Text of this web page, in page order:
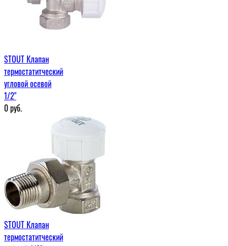
STOUT Клапан
термостатитческий
угловой осевой
1/2"
0руб.
STOUT Клапан
термостатитческий